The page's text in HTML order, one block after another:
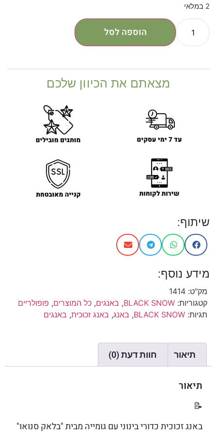
2 במלאי
הוספה לסל
מצאתם את הכיוון שלכם
שיתוף:
מידע נוסף:
מק"ט: 1414
קטגוריות: BLACK SNOW
, באנגים, כל המוצרים, פופולריים
תגיות: BLACK SNOW
, באנג, באנג זכוכית, באנגים
תיאור חוות דעת (0)
תיאור
📝
באנג זכוכית כדורי בינוני עם גומייה מבית "בלאק סנואו"